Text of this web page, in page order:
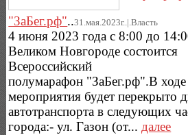
"ЗаБег.рф"..31.мая.2023г..|.Власть
4 июня 2023 года с 8:00 до
Великом Новгороде состоится
Всероссийский
полумарафон "ЗаБег.рф".В ходе
мероприятия будет перекрыто
автотранспорта в следующих
города:- ул. Газон (от...далее